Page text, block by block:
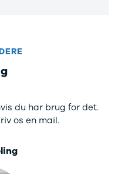
du har brug for det.
os en mail.